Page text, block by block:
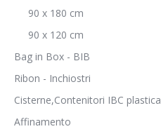
90 x 180 cm
90 x 120 cm
Bag in Box - BIB
Ribon - Inchiostri
Cisterne,Contenitori IBC plastica
Affinamento